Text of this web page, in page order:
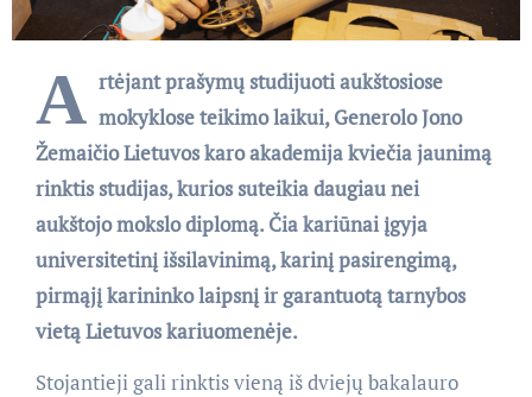
A rtėjant prašymų studijuoti aukštosiose
mokyklose teikimo laikui, Generolo Jono
Žemaičio Lietuvos karo akademija kviečia jaunimą
rinktis studijas, kurios suteikia daugiau nei
aukštojo mokslo diplomą. Čia kariūnai įgyja
universitetinį išsilavinimą, karinį pasirengimą,
pirmąjį karininko laipsnį ir garantuotą tarnybos
vietą Lietuvos kariuomenėje.
Stojantieji gali rinktis vieną iš dviejų bakalauro